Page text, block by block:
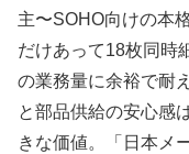
主〜SOHO向けの本
だけあって18枚同時
の業務量に余裕で耐
と部品供給の安心感
きな価値。「日本メ